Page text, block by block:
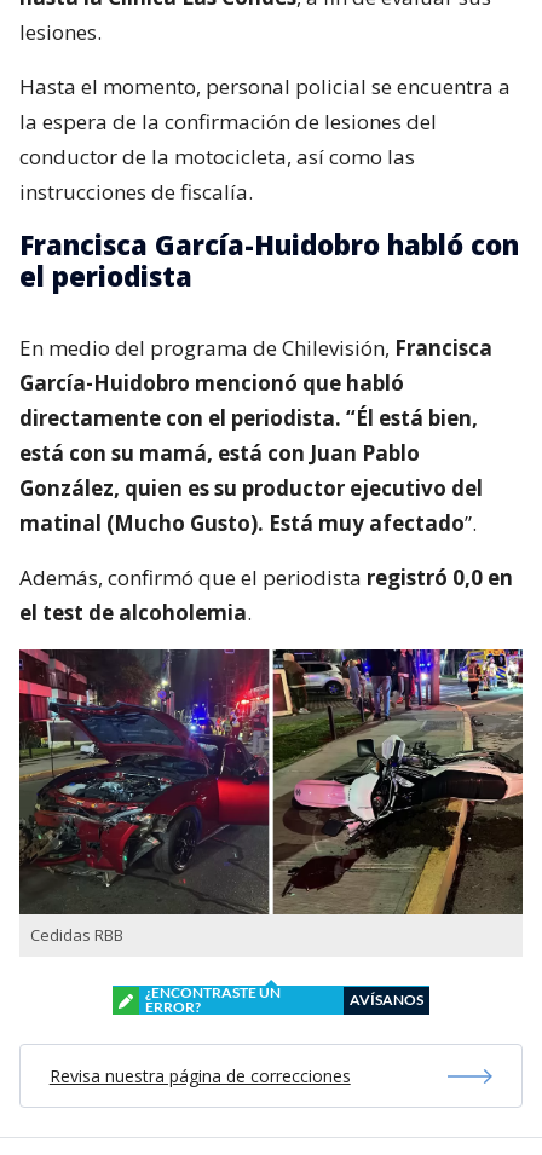
lesiones.
Hasta el momento, personal policial se encuentra a
la espera de la confirmación de lesiones del
conductor de la motocicleta, así como las
instrucciones de fiscalía.
Francisca García-Huidobro habló con
el periodista
En medio del programa de Chilevisión, Francisca
García-Huidobro mencionó que habló
directamente con el periodista. “Él está bien,
está con su mamá, está con Juan Pablo
González, quien es su productor ejecutivo del
matinal (Mucho Gusto). Está muy afectado”.
Además, confirmó que el periodista registró 0,0 en
el test de alcoholemia.
Cedidas RBB
¿ENCONTRASTE UN
ERROR?
AVÍSANOS
Revisa nuestra página de correcciones